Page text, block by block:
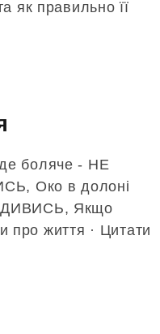
як правильно її
боляче - НЕ
Око в долоні
ДИВИСЬ, Якщо
життя · ‎Цитати